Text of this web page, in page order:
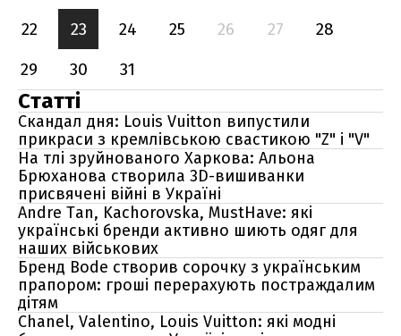
22
23 24 25 26 27
28
29
30 31
Статті
Скандал дня: Louis Vuitton випустили
прикраси з кремлівською свастикою "Z" і "V"
На тлі зруйнованого Харкова: Альона
Брюханова створила 3D-вишиванки
присвячені війні в Україні
Andre Tan, Kachorovska, MustHave: які
українські бренди активно шиють одяг для
наших військових
Бренд Bode створив сорочку з українським
прапором: гроші перерахують постраждалим
дітям
Chanel, Valentino, Louis Vuitton: які модні